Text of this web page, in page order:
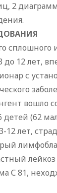
2
сплошного
до 12 лет,
с
вошло
детей (62
12 лет,
лейкоз
С 81,